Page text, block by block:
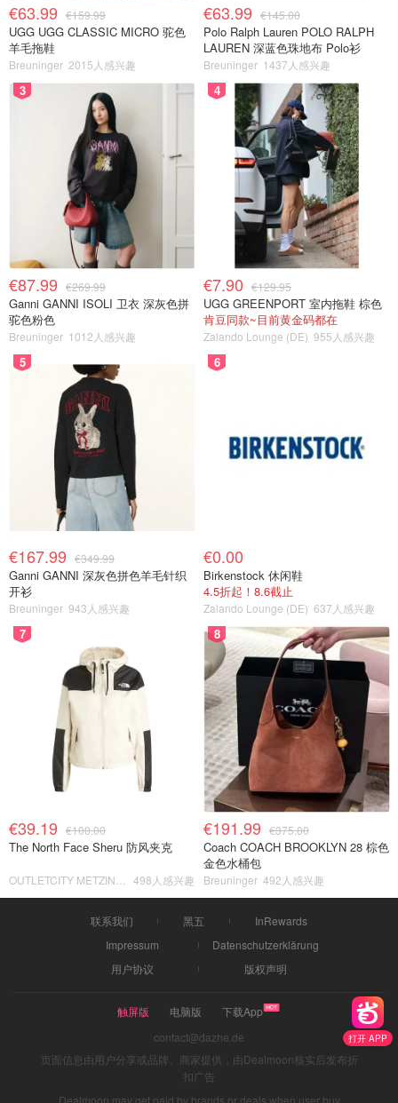
打开 APP
€63.99 €159.99
UGG UGG CLASSIC MICRO 驼色
羊毛拖鞋
Breuninger 2015人感兴趣
€63.99 €145.00
Polo Ralph Lauren POLO RALPH
LAUREN 深蓝色珠地布 Polo衫
Breuninger 1437人感兴趣
3
€87.99 €269.99
Ganni GANNI ISOLI 卫衣 深灰色拼
驼色粉色
Breuninger 1012人感兴趣
4
€7.90 €129.95
UGG GREENPORT 室内拖鞋 棕色
肯豆同款~目前黄金码都在
Zalando Lounge (DE) 955人感兴趣
5
€167.99 €349.99
Ganni GANNI 深灰色拼色羊毛针织
开衫
Breuninger 943人感兴趣
6
€0.00
Birkenstock 休闲鞋
4.5折起！8.6截止
Zalando Lounge (DE) 637人感兴趣
7
€39.19 €100.00
The North Face Sheru 防风夹克
498人感兴趣
8
€191.99 €375.00
Coach COACH BROOKLYN 28 棕色
金色水桶包
Breuninger 492人感兴趣
联系我们 黑五
InRewards
Impressum
Datenschutzerklärung
用户协议
版权声明
触屏版 电脑版
下载App
contact@dazhe.de
页面信息由用户分享或品牌、商家提供，由Dealmoon核实后发布折
扣广告
Dealmoon may get paid by brands or deals when user buy